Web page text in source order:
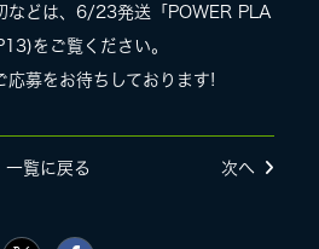
などは、6/23発送「POWER PLA
をご覧ください。
応募をお待ちしております!
一覧に戻る 次へ